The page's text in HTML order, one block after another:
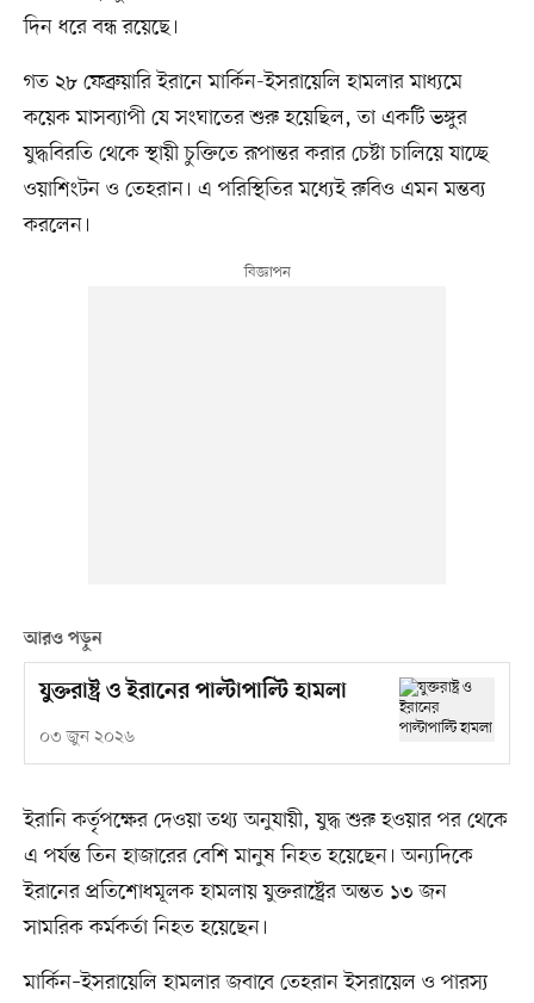
দিন ধরে বন্ধ রয়েছে।
গত ২৮ ফেব্রুয়ারি ইরানে মার্কিন-ইসরায়েলি হামলার মাধ্যমে
কয়েক মাসব্যাপী যে সংঘাতের শুরু হয়েছিল, তা একটি ভঙ্গুর
যুদ্ধবিরতি থেকে স্থায়ী চুক্তিতে রূপান্তর করার চেষ্টা চালিয়ে যাচ্ছে
ওয়াশিংটন ও তেহরান। এ পরিস্থিতির মধ্যেই রুবিও এমন মন্তব্য
করলেন।
আরও পড়ুন
যুক্তরাষ্ট্র ও ইরানের পাল্টাপাল্টি হামলা
০৩ জুন ২০২৬
ইরানি কর্তৃপক্ষের দেওয়া তথ্য অনুযায়ী, যুদ্ধ শুরু হওয়ার পর থেকে
এ পর্যন্ত তিন হাজারের বেশি মানুষ নিহত হয়েছেন। অন্যদিকে
ইরানের প্রতিশোধমূলক হামলায় যুক্তরাষ্ট্রের অন্তত ১৩ জন
সামরিক কর্মকর্তা নিহত হয়েছেন।
মার্কিন–ইসরায়েলি হামলার জবাবে তেহরান ইসরায়েল ও পারস্য